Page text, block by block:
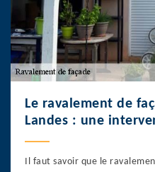
Le ravalement de
Landes : une
Il faut savoir que le